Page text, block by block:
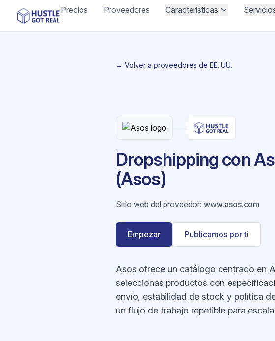
Precios Proveedores Características
← Volver a proveedores de EE. UU.
Dropshipping con
(Asos)
Sitio web del proveedor: www.asos.com
Empezar Publicamos por ti
Asos ofrece un catálogo centrado en
seleccionas productos con
envío, estabilidad de stock y política
un flujo de trabajo repetible para